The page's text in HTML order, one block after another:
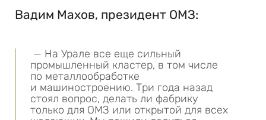
Вадим Махов, президент ОМЗ:
— На Урале все еще сильный
промышленный кластер, в том числе
по металлообработке
и машиностроению. Три года назад
стоял вопрос, делать ли фабрику
только для ОМЗ или открытой для всех